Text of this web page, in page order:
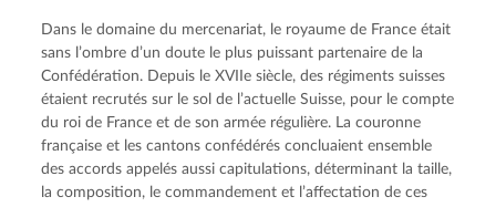
Dans le domaine du mercenariat, le royaume de France était
sans l’ombre d’un doute le plus puissant partenaire de la
Confédération. Depuis le XVIIe siècle, des régiments suisses
étaient recrutés sur le sol de l’actuelle Suisse, pour le compte
du roi de France et de son armée régulière. La couronne
française et les cantons confédérés concluaient ensemble
des accords appelés aussi capitulations, déterminant la taille,
la composition, le commandement et l’affectation de ces